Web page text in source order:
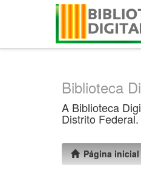
Biblioteca
A Biblioteca
Distrito Federal.
Página inicial